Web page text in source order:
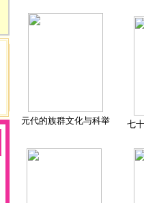
元代的族群文化与科举 七